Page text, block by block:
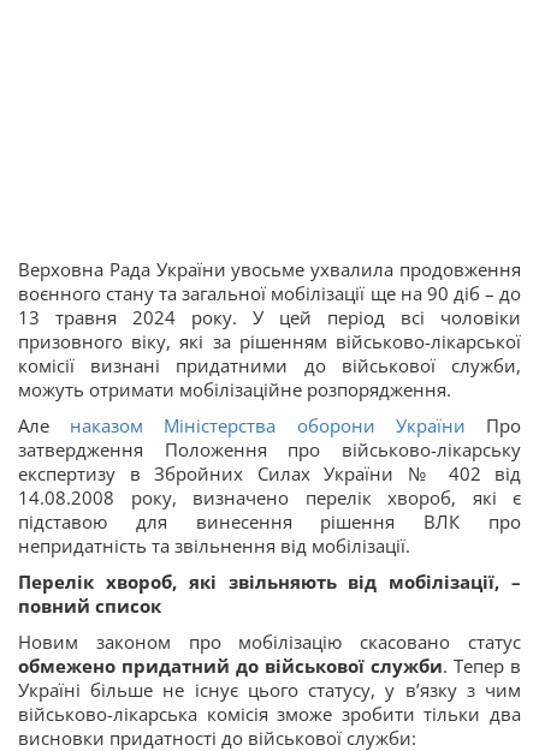
Верховна Рада України увосьме ухвалила продовження
воєнного стану та загальної мобілізації ще на 90 діб – до
13 травня 2024 року. У цей період всі чоловіки
призовного віку, які за рішенням військово-лікарської
комісії визнані придатними до військової служби,
можуть отримати мобілізаційне розпорядження.
Але наказом Міністерства оборони України Про
затвердження Положення про військово-лікарську
експертизу в Збройних Силах України № 402 від
14.08.2008 року, визначено перелік хвороб, які є
підставою для винесення рішення ВЛК про
непридатність та звільнення від мобілізації.
Перелік хвороб, які звільняють від мобілізації, –
повний список
Новим законом про мобілізацію скасовано статус
обмежено придатний до військової служби. Тепер в
Україні більше не існує цього статусу, у в’язку з чим
військово-лікарська комісія зможе зробити тільки два
висновки придатності до військової служби: